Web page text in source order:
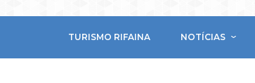
TURISMO RIFAINA NOTÍCIAS